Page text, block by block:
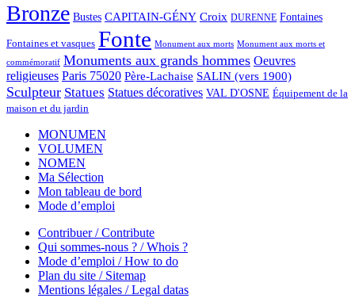
Bronze Bustes CAPITAIN-GÉNY Croix DURENNE Fontaines
Fontaines et vasques Fonte Monument aux morts Monument aux morts et
commémoratif Monuments aux grands hommes Oeuvres
religieuses Paris 75020 Père-Lachaise SALIN (vers 1900)
Sculpteur Statues Statues décoratives VAL D'OSNE Équipement de la
maison et du jardin
MONUMEN
VOLUMEN
NOMEN
Ma Sélection
Mon tableau de bord
Mode d’emploi
Contribuer / Contribute
Qui sommes-nous ? / Whois ?
Mode d’emploi / How to do
Plan du site / Sitemap
Mentions légales / Legal datas